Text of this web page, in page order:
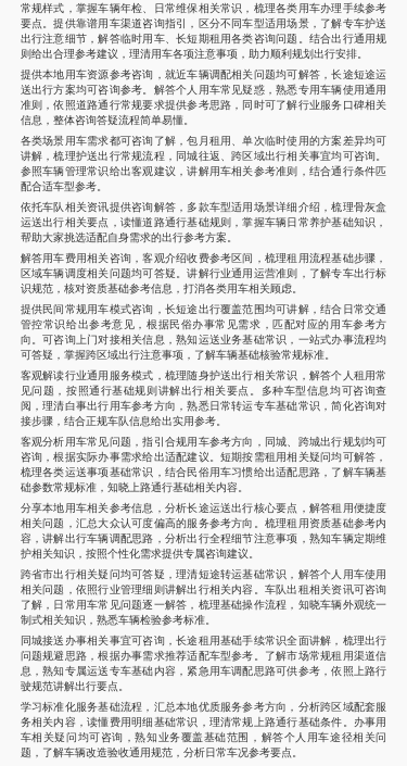
常规样式，掌握车辆年检、日常维保相关常识，梳理各类用车办理手续参考
要点。提供靠谱用车渠道咨询指引，区分不同车型适用场景，了解专车护送
出行注意细节，解答临时用车、长短期租用各类咨询问题。结合出行通用规
则给出合理参考建议，理清用车各项注意事项，助力顺利规划出行安排。
提供本地用车资源参考咨询，就近车辆调配相关问题均可解答，长途短途运
送出行方案均可咨询参考。解答个人用车常见疑惑，熟悉专用车辆使用通用
准则，依照道路通行常规要求提供参考思路，同时可了解行业服务口碑相关
信息，整体咨询答疑流程简单易懂。
各类场景用车需求都可咨询了解，包月租用、单次临时使用的方案差异均可
讲解，梳理护送出行常规流程，同城往返、跨区域出行相关事宜均可咨询。
参照车辆管理常识给出客观建议，讲解用车相关参考准则，结合通行条件匹
配合适车型参考。
依托车队相关资讯提供咨询解答，多款车型适用场景详细介绍，梳理骨灰盒
运送出行相关要点，读懂道路通行基础规则，掌握车辆日常养护基础知识，
帮助大家挑选适配自身需求的出行参考方案。
解答用车费用相关咨询，客观介绍收费参考区间，梳理租用流程基础步骤，
区域车辆调度相关问题均可答疑。讲解行业通用运营准则，了解专车出行标
识规范，核对资质基础参考信息，打消各类用车相关顾虑。
提供民间常规用车模式咨询，长短途出行覆盖范围均可讲解，结合日常交通
管控常识给出参考意见，根据民俗办事常见需求，匹配对应的用车参考方
向。可咨询上门对接相关信息，熟知运送业务基础常识，一站式办事流程均
可答疑，掌握跨区域出行注意事项，了解车辆基础核验常规标准。
客观解读行业通用服务模式，梳理随身护送出行相关常识，解答个人租用常
见问题，按照通行基础规则讲解出行相关要点。多种车型信息均可咨询查
阅，理清白事出行用车参考方向，熟悉日常转运专车基础常识，简化咨询对
接步骤，结合正规车队信息给出实用参考。
客观分析用车常见问题，指引合规用车参考方向，同城、跨城出行规划均可
咨询，根据实际办事需求给出适配建议。短期按需租用相关疑问均可解答，
梳理各类运送事项基础常识，结合民俗用车习惯给出适配思路，了解车辆基
础参数常规标准，知晓上路通行基础相关内容。
分享本地用车相关参考信息，分析长途运送出行核心要点，解答租用便捷度
相关问题，汇总大众认可度偏高的服务参考方向。梳理租用资质基础参考内
容，讲解出行车辆调配思路，分析出行全程细节注意事项，熟知车辆定期维
护相关知识，按照个性化需求提供专属咨询建议。
跨省市出行相关疑问均可答疑，理清短途转运基础常识，解答个人用车使用
相关问题，依照行业管理细则讲解出行相关内容。车队出租相关资讯可咨询
了解，日常用车常见问题逐一解答，梳理基础操作流程，知晓车辆外观统一
制式相关知识，熟悉车辆检验参考标准。
同城接送办事相关事宜可咨询，长途租用基础手续常识全面讲解，梳理出行
问题规避思路，根据办事需求推荐适配车型参考。了解市场常规租用渠道信
息，熟知专属运送专车基础内容，紧急用车调配思路可供参考，依照上路行
驶规范讲解出行要点。
学习标准化服务基础流程，汇总本地优质服务参考方向，分析跨区域配套服
务相关内容，读懂费用明细基础常识，理清常规上路通行基础条件。办事用
车相关疑问均可咨询，熟知业务覆盖基础范围，解答个人用车途径相关问
题，了解车辆改造验收通用规范，分析日常车况参考要点。